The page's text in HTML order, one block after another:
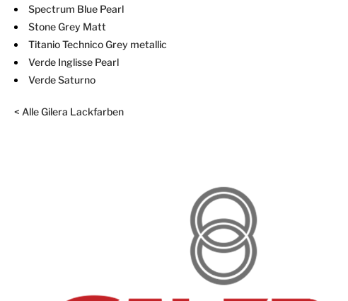
Spectrum Blue Pearl
Stone Grey Matt
Titanio Technico Grey metallic
Verde Inglisse Pearl
Verde Saturno
< Alle Gilera Lackfarben